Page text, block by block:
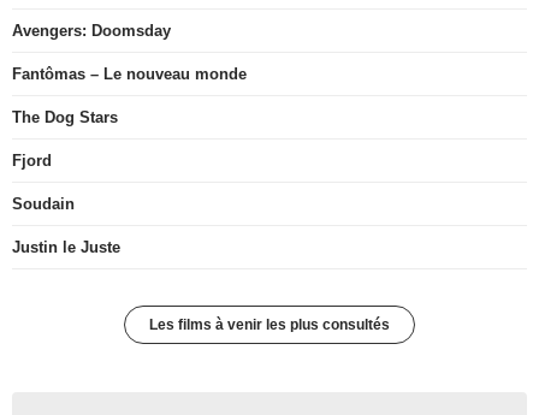
Avengers: Doomsday
Fantômas – Le nouveau monde
The Dog Stars
Fjord
Soudain
Justin le Juste
Les films à venir les plus consultés